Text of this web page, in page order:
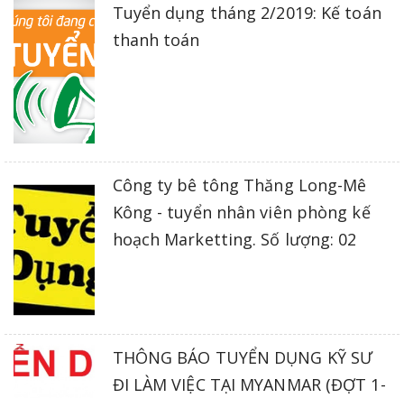
Tuyển dụng tháng 2/2019: Kế toán
thanh toán
Công ty bê tông Thăng Long-Mê
Kông - tuyển nhân viên phòng kế
hoạch Marketting. Số lượng: 02
THÔNG BÁO TUYỂN DỤNG KỸ SƯ
ĐI LÀM VIỆC TẠI MYANMAR (ĐỢT 1-